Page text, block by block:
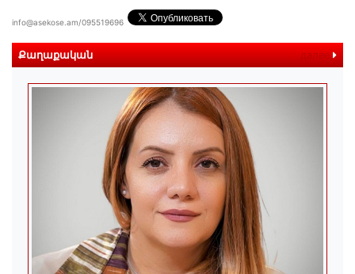
info@asekose.am/095519696
Քաղաքական далее